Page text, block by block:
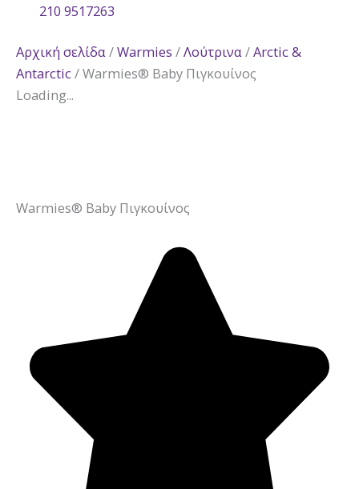
210 9517263
Αρχική σελίδα/Warmies /Λούτρινα/Arctic &
Antarctic/ Warmies® Baby Πιγκουίνος
Loading...
Warmies® Baby Πιγκουίνος